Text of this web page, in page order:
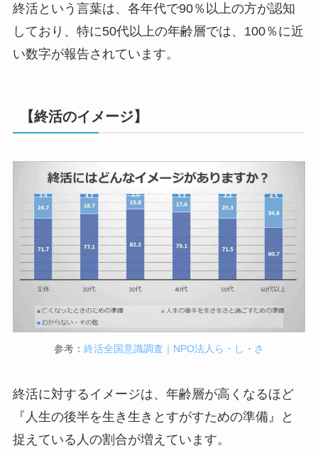
終活という言葉は、各年代で90％以上の方が認知
しており、特に50代以上の年齢層では、100％に近
い数字が報告されています。
【終活のイメージ】
参考： 終活全国意識調査｜NPO法人ら・し・さ
終活に対するイメージは、年齢層が高くなるほど
『人生の後半を生き生きとすがすための準備』と
捉えている人の割合が増えています。